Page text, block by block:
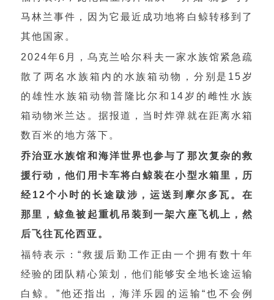
马林兰事件，因为它最近成功地将白鲸转移到了
其他国家。
2024年6月，乌克兰哈尔科夫一家水族馆紧急疏
散了两名水族箱内的水族箱动物，分别是15岁
的雄性水族箱动物普隆比尔和14岁的雌性水族
箱动物米兰达。据报道，当时炸弹就在距离水箱
数百米的地方落下。
乔治亚水族馆和海洋世界也参与了那次复杂的救
援行动，他们用卡车将白鲸装在小型水箱里，历
经12个小时的长途跋涉，运送到摩尔多瓦。在
那里，鲸鱼被起重机吊装到一架六座飞机上，然
后飞往瓦伦西亚。
福特表示：“救援后勤工作正由一个拥有数十年
经验的团队精心策划，他们能够安全地长途运输
白鲸。”他还指出，海洋乐园的运输“也不会例